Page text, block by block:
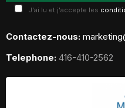
J'ai lu et j'accepte les
Contactez-nous:
Telephone: 416-410-2562